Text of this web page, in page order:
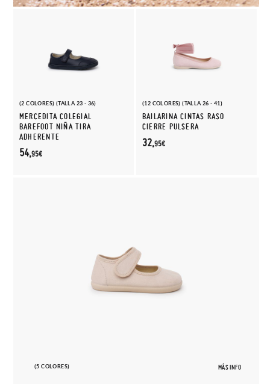
(2 COLORES) (TALLA 23 - 36)
MERCEDITA COLEGIAL
BAREFOOT NIÑA TIRA
ADHERENTE
54,95€
(12 COLORES) (TALLA 26 - 41)
BAILARINA CINTAS RASO
CIERRE PULSERA
32,95€
(5 COLORES) MÁS INFO